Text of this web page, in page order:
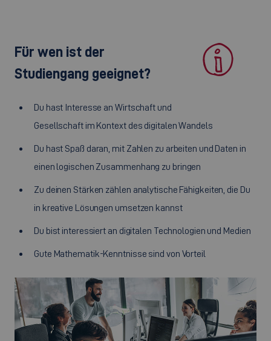
Für wen ist der
Studiengang geeignet?
Du hast Interesse an Wirtschaft und
Gesellschaft im Kontext des digitalen Wandels
Du hast Spaß daran, mit Zahlen zu arbeiten und Daten in
einen logischen Zusammenhang zu bringen
Zu deinen Stärken zählen analytische Fähigkeiten, die Du
in kreative Lösungen umsetzen kannst
Du bist interessiert an digitalen Technologien und Medien
Gute Mathematik-Kenntnisse sind von Vorteil